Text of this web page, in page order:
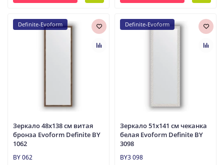
Definite-Evoform
Зеркало 48x138 см витая
бронза Evoform Definite BY
1062
BY 062
Definite-Evoform
Зеркало 51x141 см чеканка
белая Evoform Definite BY
3098
BY3 098